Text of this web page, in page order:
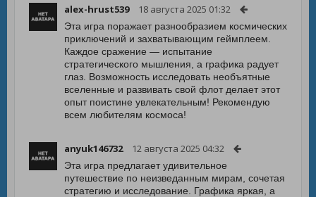
alex-hrust539 18 августа 2025 01:32
Эта игра поражает разнообразием космических
приключений и захватывающим геймплеем.
Каждое сражение — испытание
стратегического мышления, а графика радует
глаз. Возможность исследовать необъятные
вселенные и развивать свой флот делает этот
опыт поистине увлекательным! Рекомендую
всем любителям космоса!
anyuk146732 12 августа 2025 04:32
Эта игра предлагает удивительное
путешествие по неизведанным мирам, сочетая
стратегию и исследование. Графика яркая, а